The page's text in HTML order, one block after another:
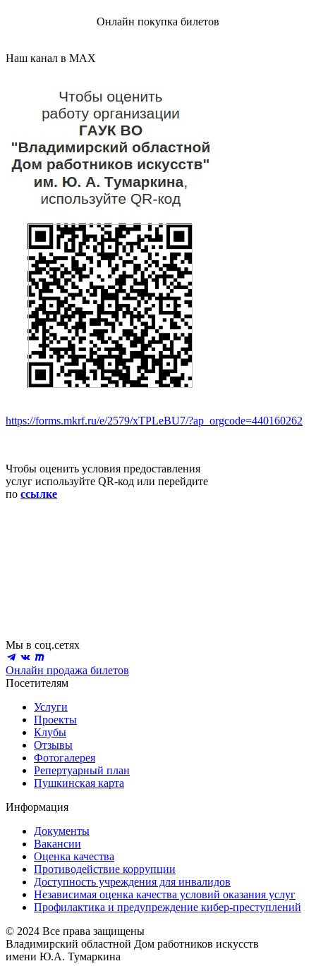
Онлайн покупка билетов
Наш канал в MAX
https://forms.mkrf.ru/e/2579/xTPLeBU7/?ap_orgcode=440160262
Чтобы оценить условия предоставления
услуг используйте QR-код или перейдите
по ссылке
Мы в соц.сетях
Онлайн продажа билетов
Посетителям
Услуги
Проекты
Клубы
Отзывы
Фотогалерея
Репертуарный план
Пушкинская карта
Информация
Документы
Вакансии
Оценка качества
Противодействие коррупции
Доступность учреждения для инвалидов
Независимая оценка качества условий оказания услуг
Профилактика и предупреждение кибер-преступлений
© 2024 Все права защищены
Владимирский областной Дом работников искусств
имени Ю.А. Тумаркина